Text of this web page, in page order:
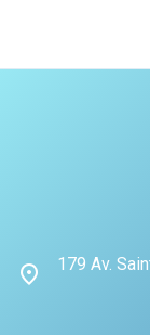
place
179 Av.